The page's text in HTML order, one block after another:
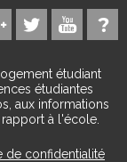
étudiant
étudiantes
aux informations
à l'école.
de confidentialité